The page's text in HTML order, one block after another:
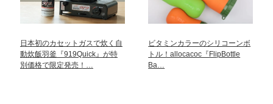
日本初のカセットガスで炊く自
動炊飯羽釜『919Quick』が特
別価格で限定発売！…
ビタミンカラーのシリコーンボ
トル！allocacoc『FlipBottle
Ba…